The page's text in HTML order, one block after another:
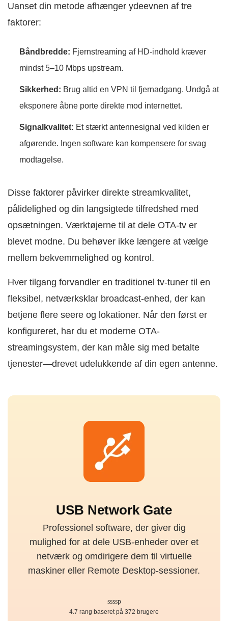
Uanset din metode afhænger ydeevnen af tre
faktorer:
Båndbredde: Fjernstreaming af HD-indhold kræver
mindst 5–10 Mbps upstream.
Sikkerhed: Brug altid en VPN til fjernadgang. Undgå at
eksponere åbne porte direkte mod internettet.
Signalkvalitet: Et stærkt antennesignal ved kilden er
afgørende. Ingen software kan kompensere for svag
modtagelse.
Disse faktorer påvirker direkte streamkvalitet,
pålidelighed og din langsigtede tilfredshed med
opsætningen. Værktøjerne til at dele OTA-tv er
blevet modne. Du behøver ikke længere at vælge
mellem bekvemmelighed og kontrol.
Hver tilgang forvandler en traditionel tv-tuner til en
fleksibel, netværksklar broadcast-enhed, der kan
betjene flere seere og lokationer. Når den først er
konfigureret, har du et moderne OTA-
streamingsystem, der kan måle sig med betalte
tjenester—drevet udelukkende af din egen antenne.
USB Network Gate
Professionel software, der giver dig
mulighed for at dele USB-enheder over et
netværk og omdirigere dem til virtuelle
maskiner eller Remote Desktop-sessioner.
4.7 rang baseret på 372 brugere